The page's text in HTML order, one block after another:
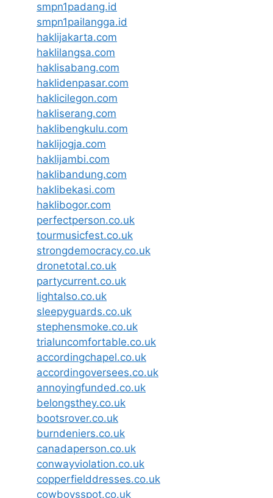
smpn1padang.id
smpn1pailangga.id
haklijakarta.com
haklilangsa.com
haklisabang.com
haklidenpasar.com
haklicilegon.com
hakliserang.com
haklibengkulu.com
haklijogja.com
haklijambi.com
haklibandung.com
haklibekasi.com
haklibogor.com
perfectperson.co.uk
tourmusicfest.co.uk
strongdemocracy.co.uk
dronetotal.co.uk
partycurrent.co.uk
lightalso.co.uk
sleepyguards.co.uk
stephensmoke.co.uk
trialuncomfortable.co.uk
accordingchapel.co.uk
accordingoversees.co.uk
annoyingfunded.co.uk
belongsthey.co.uk
bootsrover.co.uk
burndeniers.co.uk
canadaperson.co.uk
conwayviolation.co.uk
copperfielddresses.co.uk
cowboysspot.co.uk